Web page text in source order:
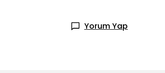
Yorum Yap